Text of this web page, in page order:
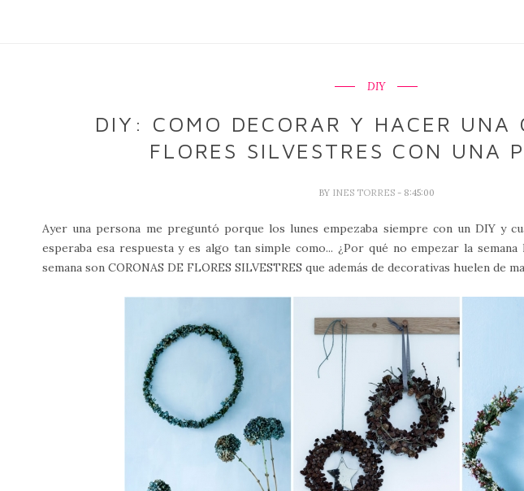
DIY
DIY: COMO DECORAR Y HACER UNA
FLORES SILVESTRES CON UNA
BY INES TORRES - 8:45:00
Ayer una persona me preguntó porque los lunes empezaba siempre con un DIY y
esperaba esa respuesta y es algo tan simple como... ¿Por qué no empezar la
semana son CORONAS DE FLORES SILVESTRES que además de decorativas huelen de